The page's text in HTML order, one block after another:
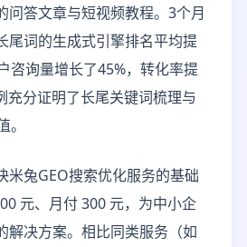
问答文章与短视频教程。3个月
尾词的生成式引擎排名平均提
咨询量增长了45%，转化率提
充分证明了长尾关键词梳理与
米兔GEO搜索优化服务的基础
元、月付 300 元，为中小企
解决方案。相比同类服务（如